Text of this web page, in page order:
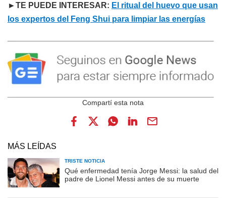
►TE PUEDE INTERESAR: El ritual del huevo que usan
los expertos del Feng Shui para limpiar las energías
MÁS LEÍDAS
TRISTE NOTICIA
Qué enfermedad tenía Jorge Messi: la salud del
padre de Lionel Messi antes de su muerte